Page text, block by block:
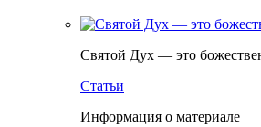
Святой Дух — это
Статьи
Информация о материале